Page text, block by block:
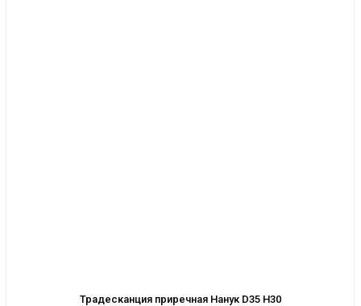
Традесканция приречная Нанук D35 H30